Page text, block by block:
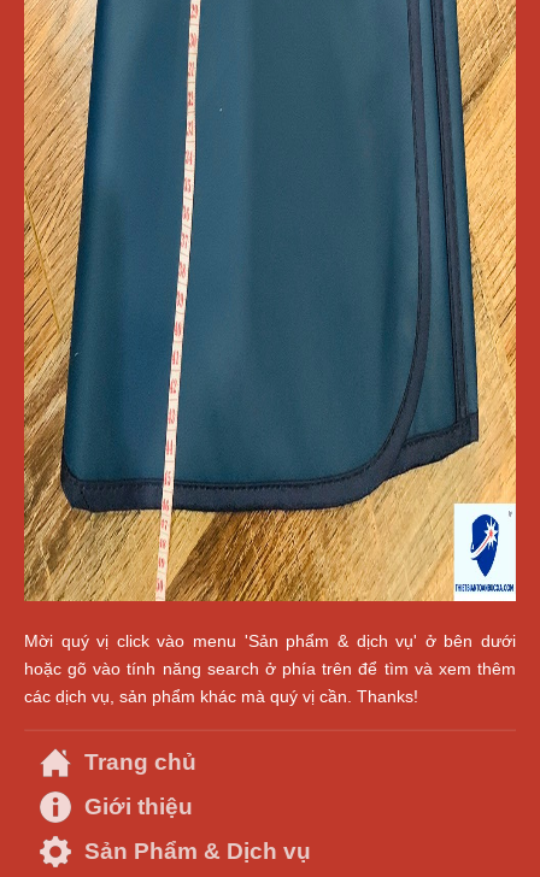
Mời quý vị click vào menu 'Sản phẩm & dịch vụ' ở bên dưới
hoặc gõ vào tính năng search ở phía trên để tìm và xem thêm
các dịch vụ, sản phẩm khác mà quý vị cần. Thanks!
Trang chủ
Giới thiệu
Sản Phẩm & Dịch vụ